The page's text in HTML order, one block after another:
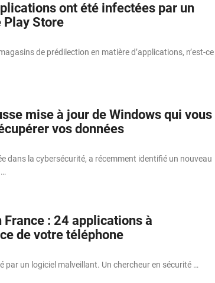
ont été infectées par un
Play Store
de prédilection en matière d’applications, n’est-ce
mise à jour de Windows qui vous
vos données
dans la cybersécurité, a récemment identifié un nouveau
France : 24 applications à
de votre téléphone
par un logiciel malveillant. Un chercheur en sécurité …